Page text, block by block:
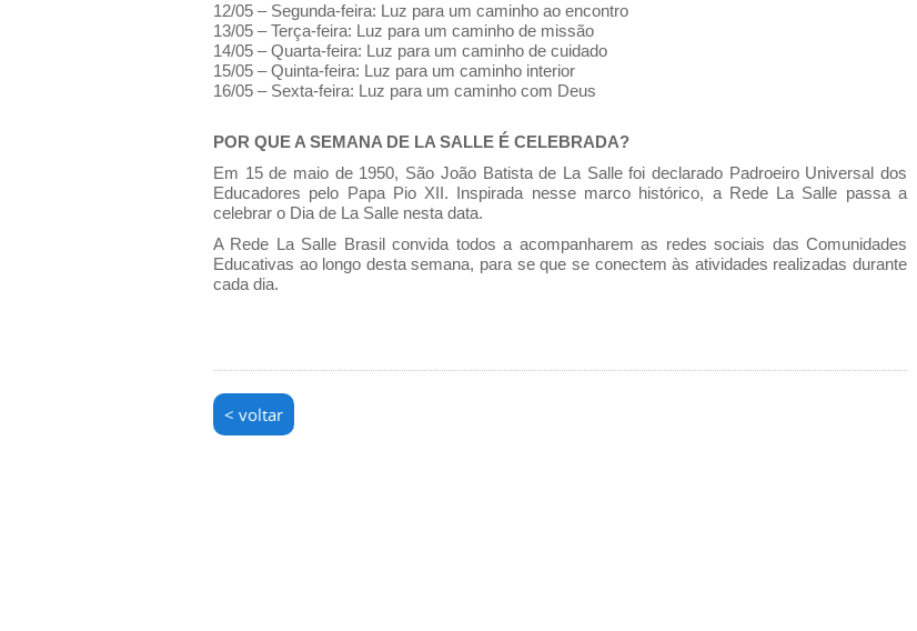
12/05 – Segunda-feira: Luz para um caminho ao encontro
13/05 – Terça-feira: Luz para um caminho de missão
14/05 – Quarta-feira: Luz para um caminho de cuidado
15/05 – Quinta-feira: Luz para um caminho interior
16/05 – Sexta-feira: Luz para um caminho com Deus
POR QUE A SEMANA DE LA SALLE É CELEBRADA?
Em 15 de maio de 1950, São João Batista de La Salle foi declarado Padroeiro Universal dos
Educadores pelo Papa Pio XII. Inspirada nesse marco histórico, a Rede La Salle passa a
celebrar o Dia de La Salle nesta data.
A Rede La Salle Brasil convida todos a acompanharem as redes sociais das Comunidades
Educativas ao longo desta semana, para se que se conectem às atividades realizadas durante
cada dia.
< voltar